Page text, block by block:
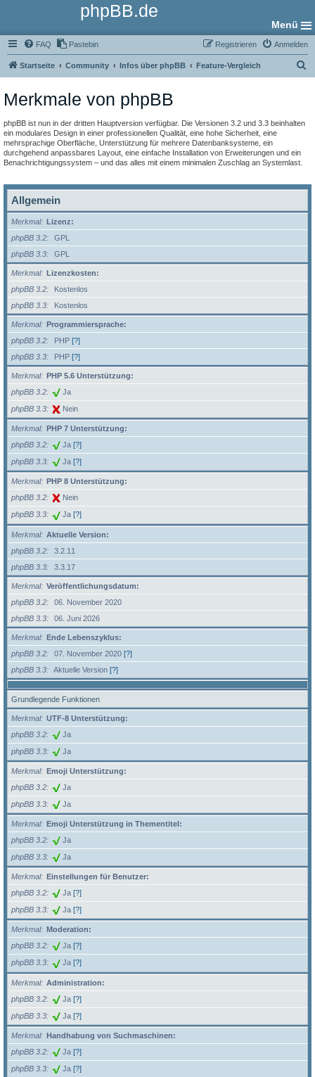
phpBB.de
Menü
FAQ Pastebin Anmelden
Registrieren
Startseite Community Infos über phpBB Feature-Vergleich
Merkmale von phpBB
phpBB ist nun in der dritten Hauptversion verfügbar. Die Versionen 3.2 und 3.3 beinhalten
ein modulares Design in einer professionellen Qualität, eine hohe Sicherheit, eine
mehrsprachige Oberfläche, Unterstützung für mehrere Datenbanksysteme, ein
durchgehend anpassbares Layout, eine einfache Installation von Erweiterungen und ein
Benachrichtigungssystem – und das alles mit einem minimalen Zuschlag an Systemlast.
Allgemein
Merkmal
Lizenz:
phpBB 3.2
GPL
phpBB 3.3
GPL
Merkmal
Lizenzkosten:
phpBB 3.2
Kostenlos
phpBB 3.3
Kostenlos
Merkmal
Programmiersprache:
phpBB 3.2
PHP [?]
phpBB 3.3
PHP [?]
Merkmal
PHP 5.6 Unterstützung:
phpBB 3.2
Ja
phpBB 3.3 Nein
Merkmal
PHP 7 Unterstützung:
phpBB 3.2
Ja [?]
phpBB 3.3 Ja [?]
Merkmal
PHP 8 Unterstützung:
phpBB 3.2
Nein
phpBB 3.3 Ja [?]
Merkmal
Aktuelle Version:
phpBB 3.2
3.2.11
phpBB 3.3
3.3.17
Merkmal
Veröffentlichungsdatum:
phpBB 3.2
06. November 2020
phpBB 3.3
06. Juni 2026
Merkmal
Ende Lebenszyklus:
phpBB 3.2
07. November 2020 [?]
phpBB 3.3
Aktuelle Version [?]
Grundlegende Funktionen
Merkmal
UTF-8 Unterstützung:
phpBB 3.2
Ja
phpBB 3.3 Ja
Merkmal
Emoji Unterstützung:
phpBB 3.2
Ja
phpBB 3.3 Ja
Merkmal
Emoji Unterstützung in Thementitel:
phpBB 3.2
Ja
phpBB 3.3 Ja
Merkmal
Einstellungen für Benutzer:
phpBB 3.2
Ja [?]
phpBB 3.3 Ja [?]
Merkmal
Moderation:
phpBB 3.2
Ja [?]
phpBB 3.3 Ja [?]
Merkmal
Administration:
phpBB 3.2
Ja [?]
phpBB 3.3 Ja [?]
Merkmal
Handhabung von Suchmaschinen:
phpBB 3.2
Ja [?]
phpBB 3.3 Ja [?]